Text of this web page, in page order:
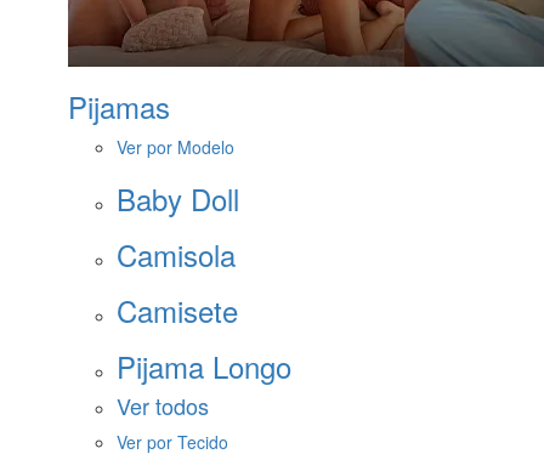
Pijamas
Ver por Modelo
Baby Doll
Camisola
Camisete
Pijama Longo
Ver todos
Ver por Tecido